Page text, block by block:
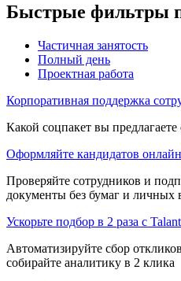
Быстрые фильтры
Частичная занятость
Полный день
Проектная работа
Корпоративная поддержка
Какой соцпакет вы
Оформляйте кандидатов онлайн
Проверяйте сотрудников и
документы без бумаг и личных
Ускорьте подбор в 2 раза с
Автоматизируйте сбор
собирайте аналитику в 2 клика